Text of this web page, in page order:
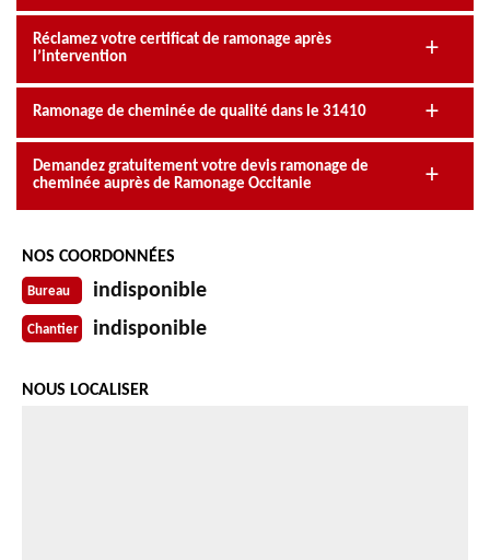
Réclamez votre certificat de ramonage après
l’intervention
Ramonage de cheminée de qualité dans le 31410
Demandez gratuitement votre devis ramonage de
cheminée auprès de Ramonage Occitanie
NOS COORDONNÉES
Bureau indisponible
Chantier indisponible
NOUS LOCALISER